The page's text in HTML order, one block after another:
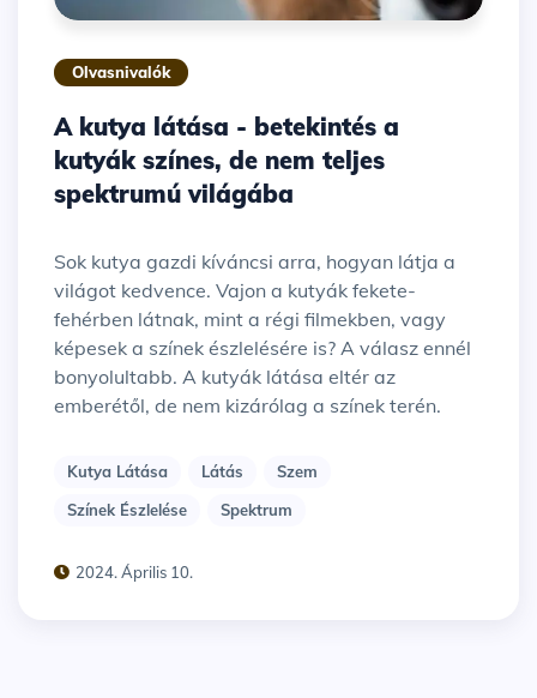
Olvasnivalók
A kutya látása - betekintés a
kutyák színes, de nem teljes
spektrumú világába
Sok kutya gazdi kíváncsi arra, hogyan látja a
világot kedvence. Vajon a kutyák fekete-
fehérben látnak, mint a régi filmekben, vagy
képesek a színek észlelésére is? A válasz ennél
bonyolultabb. A kutyák látása eltér az
emberétől, de nem kizárólag a színek terén.
Kutya Látása Látás
Szem
Színek Észlelése
Spektrum
2024. Április 10.